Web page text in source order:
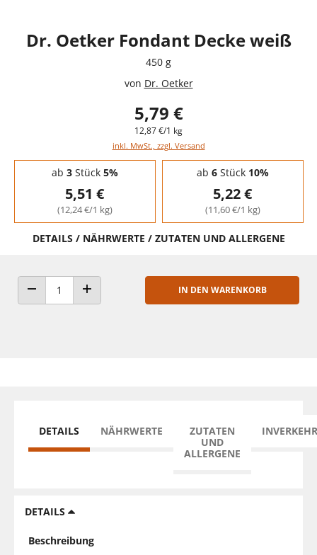
Dr. Oetker Fondant Decke weiß
450 g
von Dr. Oetker
5,79 €
12,87 €/1 kg
inkl. MwSt., zzgl. Versand
Staffelpreise - Mengenrabatt
ab 3Stück 5%
5,51 €
(12,24 €/1 kg)
ab 6Stück 10%
5,22 €
(11,60 €/1 kg)
DETAILS / NÄHRWERTE / ZUTATEN UND ALLERGENE
ANZAHL VERRINGERNANZAHL ERHÖHEN
IN DEN WARENKORB
DETAILS NÄHRWERTE
ZUTATEN
UND
ALLERGENE
DETAILS
Beschreibung